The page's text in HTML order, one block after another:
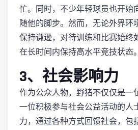
忙。同时，不少年轻球员也开始
随他的脚步。然而，无论外界环
保持谦逊，对待训练和比赛始终
在长时间内保持高水平竞技状态。
3、社会影响力
作为公众人物，野猪不仅仅是一
一位积极参与社会公益活动的人
力，通过各种方式回馈社会，包